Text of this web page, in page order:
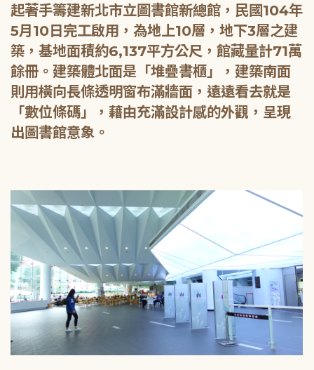
起著手籌建新北市立圖書館新總館，民國104年
5月10日完工啟用，為地上10層，地下3層之建
築，基地面積約6,137平方公尺，館藏量計71萬
餘冊。建築體北面是「堆疊書櫃」，建築南面
則用橫向長條透明窗布滿牆面，遠遠看去就是
「數位條碼」，藉由充滿設計感的外觀，呈現
出圖書館意象。